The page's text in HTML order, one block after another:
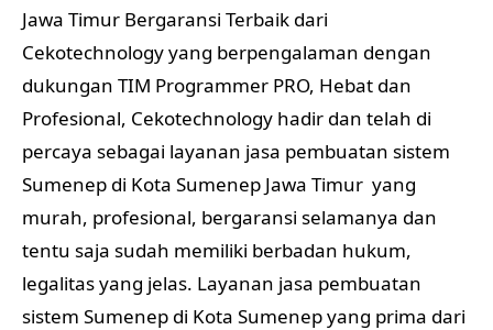
Jawa Timur Bergaransi Terbaik dari
Cekotechnology yang berpengalaman dengan
dukungan TIM Programmer PRO, Hebat dan
Profesional, Cekotechnology hadir dan telah di
percaya sebagai layanan jasa pembuatan sistem
Sumenep di Kota Sumenep Jawa Timur yang
murah, profesional, bergaransi selamanya dan
tentu saja sudah memiliki berbadan hukum,
legalitas yang jelas. Layanan jasa pembuatan
sistem Sumenep di Kota Sumenep yang prima dari